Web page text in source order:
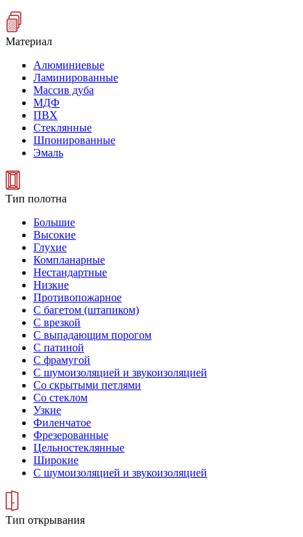
Материал
Алюминиевые
Ламинированные
Массив дуба
МДФ
ПВХ
Стеклянные
Шпонированные
Эмаль
Тип полотна
Большие
Высокие
Глухие
Компланарные
Нестандартные
Низкие
Противопожарное
С багетом (штапиком)
С врезкой
С выпадающим порогом
С патиной
С фрамугой
С шумоизоляцией и звукоизоляцией
Со скрытыми петлями
Со стеклом
Узкие
Филенчатое
Фрезерованные
Цельностеклянные
Широкие
С шумоизоляцией и звукоизоляцией
Тип открывания